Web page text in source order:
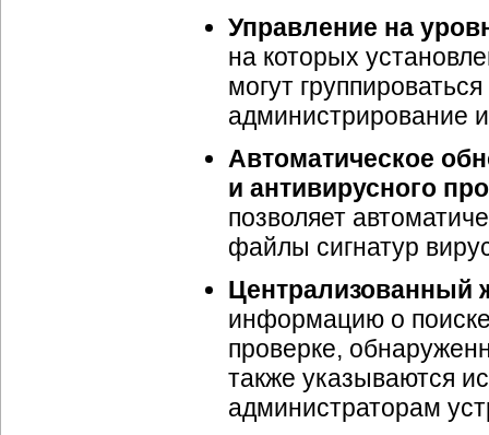
Управление на
на которых
могут
администрирование
Автоматическое
и антивирусного
позволяет
файлы сигнатур
Централизованный
информацию о
проверке,
также указываются
администраторам